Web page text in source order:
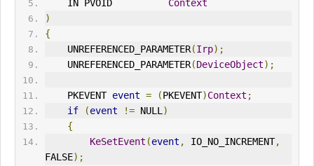
    IN PVOID
Context
)
{
    UNREFERENCED_PARAMETER
(Irp);
    UNREFERENCED_PARAMETER
(DeviceObject);
    PKEVENT
event = (PKEVENT)Context ;
if
(event != NULL )
{
KeSetEvent (event , IO_NO_INCREMENT,
FALSE);